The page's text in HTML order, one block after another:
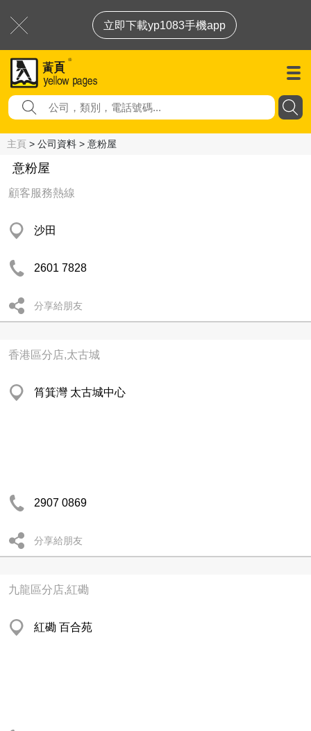
立即下載yp1083手機app
主頁 > 公司資料 > 意粉屋
意粉屋
顧客服務熱線
沙田
2601 7828
分享給朋友
香港區分店,太古城
筲箕灣 太古城中心
2907 0869
分享給朋友
九龍區分店,紅磡
紅磡 百合苑